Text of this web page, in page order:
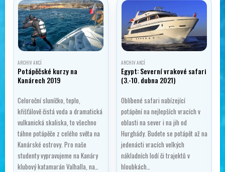
ARCHIV AKCÍ
Potápěčské kurzy na
Kanárech 2019
Celoroční sluníčko, teplo,
křišťálově čistá voda a dramatická
vulkanická skaliska, to všechno
táhne potápěče z celého světa na
Kanárské ostrovy. Pro naše
studenty vypravujeme na Kanáry
klubový katamarán Valhalla, na…
ARCHIV AKCÍ
Egypt: Severní vrakové safari
(3.-10. dubna 2021)
Oblíbené safari nabízející
potápění na nejlepších vracích v
oblasti na sever i na jih od
Hurghády. Budete se potápět až na
jedenácti vracích velkých
nákladních lodí či trajektů v
hloubkách…